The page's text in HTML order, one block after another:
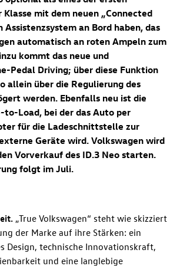
Klasse mit dem neuen „Connected
Assistenzsystem an Bord haben, das
automatischan roten Ampeln zum
kommt das neue und
Pedal Driving; über diese Funktion
allein über die Regulierung des
werden. Ebenfalls neu ist die
to-Load, bei der das Auto per
für die Ladeschnittstelle zur
Geräte wird. Volkswagen wird
Vorverkauf des ID.3 Neo starten.
folgt im Juli.
„True Volkswagen“ steht wie skizziert
der Marke auf ihre Stärken: ein
Design, technische Innovationskraft,
und eine langlebige